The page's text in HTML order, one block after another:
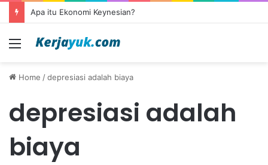
Apa itu Ekonomi Keynesian?
Menu
Home /depresiasi adalah biaya
depresiasi adalah
biaya